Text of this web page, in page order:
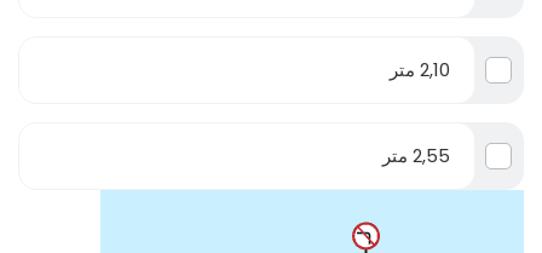
2,10 متر
2,55 متر